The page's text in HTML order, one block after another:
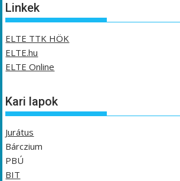
Linkek
ELTE TTK HÖK
ELTE.hu
ELTE Online
Kari lapok
Jurátus
Bárczium
PBÚ
BIT